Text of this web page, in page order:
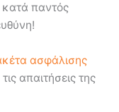
κατά παντός
ασφάλισης
απαιτήσεις της